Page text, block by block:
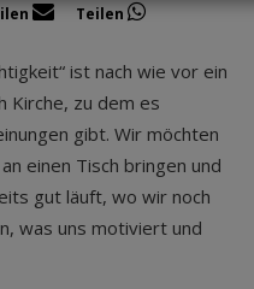
Teilen
ist nach wie vor ein
Kirche, zu dem es
gibt. Wir möchten
einen Tisch bringen und
gut läuft, wo wir noch
was uns motiviert und